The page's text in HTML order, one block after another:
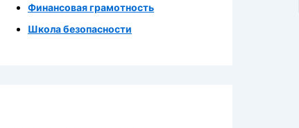
Финансовая грамотность
Школа безопасности